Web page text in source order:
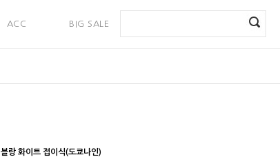
ACC BIG SALE
블랑 화이트 접이식(도쿄나인)